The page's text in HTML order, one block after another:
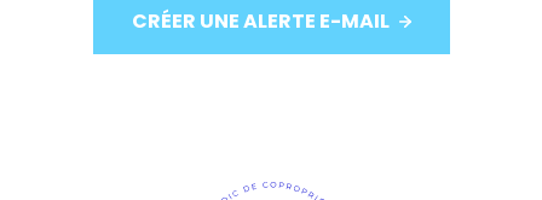
CRÉER UNE ALERTE E-MAIL